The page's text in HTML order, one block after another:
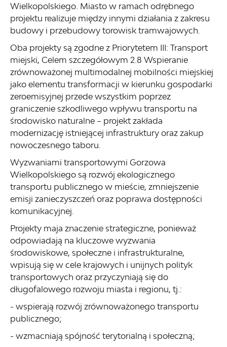
Wielkopolskiego. Miasto w ramach odrębnego
projektu realizuje między innymi działania z zakresu
budowy i przebudowy torowisk tramwajowych.
Oba projekty są zgodne z Priorytetem III: Transport
miejski, Celem szczegółowym 2.8 Wspieranie
zrównoważonej multimodalnej mobilności miejskiej
jako elementu transformacji w kierunku gospodarki
zeroemisyjnej przede wszystkim poprzez
graniczenie szkodliwego wpływu transportu na
środowisko naturalne – projekt zakłada
modernizację istniejącej infrastruktury oraz zakup
nowoczesnego taboru.
Wyzwaniami transportowymi Gorzowa
Wielkopolskiego są rozwój ekologicznego
transportu publicznego w mieście, zmniejszenie
emisji zanieczyszczeń oraz poprawa dostępności
komunikacyjnej.
Projekty maja znaczenie strategiczne, ponieważ
odpowiadają na kluczowe wyzwania
środowiskowe, społeczne i infrastrukturalne,
wpisują się w cele krajowych i unijnych polityk
transportowych oraz przyczyniają się do
długofalowego rozwoju miasta i regionu, tj.:
- wspierają rozwój zrównoważonego transportu
publicznego;
- wzmacniają spójność terytorialną i społeczną;